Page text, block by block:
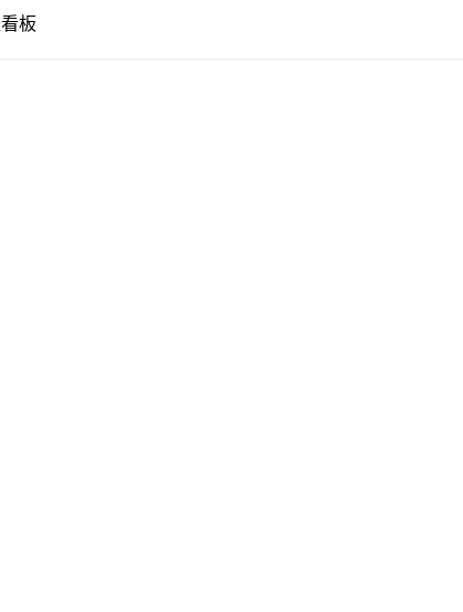
國民黨版才是「國防+產業」務實版
鄉共好高雄
的巴適小城
再出發
世豐螺絲捐助獎學金
板